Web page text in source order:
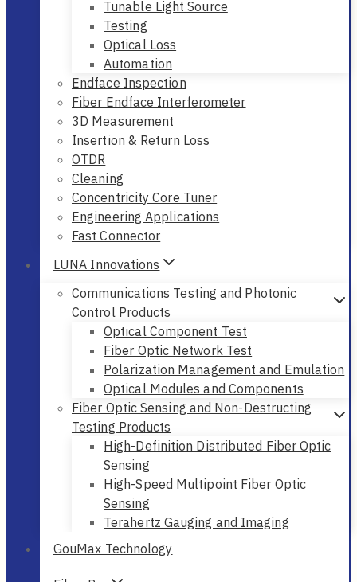
Bert & CDR
Tunable Light Source
Testing
Optical Loss
Automation
Endface Inspection
Fiber Endface Interferometer
3D Measurement
Insertion & Return Loss
OTDR
Cleaning
Concentricity Core Tuner
Engineering Applications
LUNA Innovations
Communications Testing and Photonic
Control Products
Optical Component Test
Fiber Optic Network Test
Polarization Management and Emulation
Optical Modules and Components
Fiber Optic Sensing and Non-Destructing
Testing Products
High-Definition Distributed Fiber Optic